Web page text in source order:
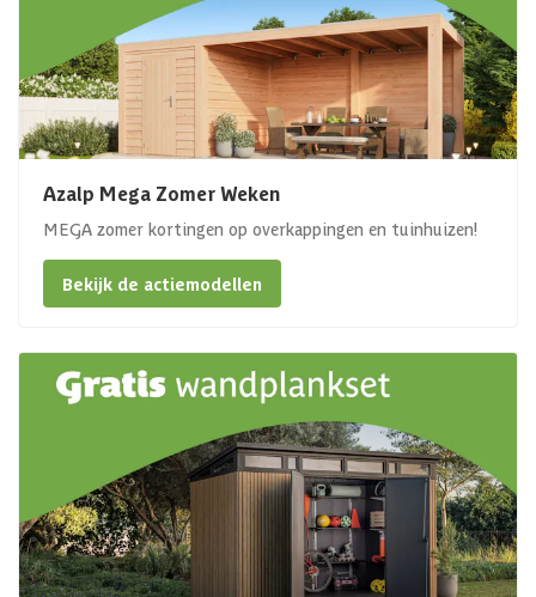
Azalp Mega Zomer Weken
MEGA zomer kortingen op overkappingen en tuinhuizen!
Bekijk de actiemodellen